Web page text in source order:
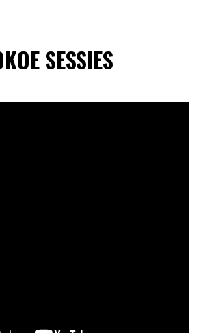
SESSIES